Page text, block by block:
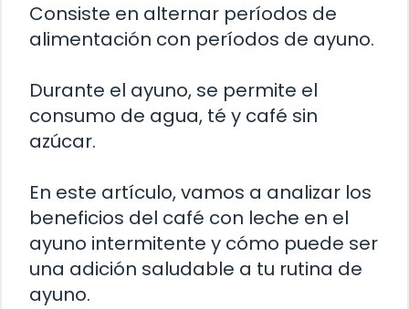
Consiste en alternar períodos de
alimentación con períodos de ayuno.
Durante el ayuno, se permite el
consumo de agua, té y café sin
azúcar.
En este artículo, vamos a analizar los
beneficios del café con leche en el
ayuno intermitente y cómo puede ser
una adición saludable a tu rutina de
ayuno.